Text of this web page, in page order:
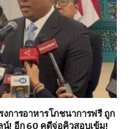
การอาหารโภชนาการฟรี ถูก
! อีก 60 คดีจ่อคิวสอบเข้ม!